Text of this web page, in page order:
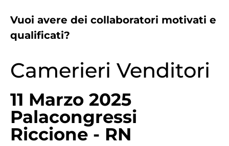
Vuoi avere dei collaboratori motivati e
qualificati?
Camerieri Venditori
11 Marzo 2025
Palacongressi
Riccione - RN